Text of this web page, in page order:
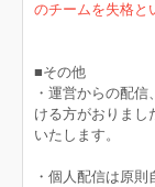
のチームを失格と
■その他
・運営からの配
ける方がおりまし
いたします。
・個人配信は原